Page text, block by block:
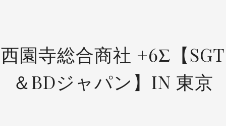
西園寺総合商社 +6Σ【SGT
＆BDジャパン】IN 東京